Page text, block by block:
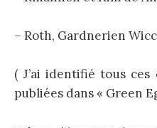
– Roth, Gardnerien
( J’ai identifié tous
publiées dans « Green